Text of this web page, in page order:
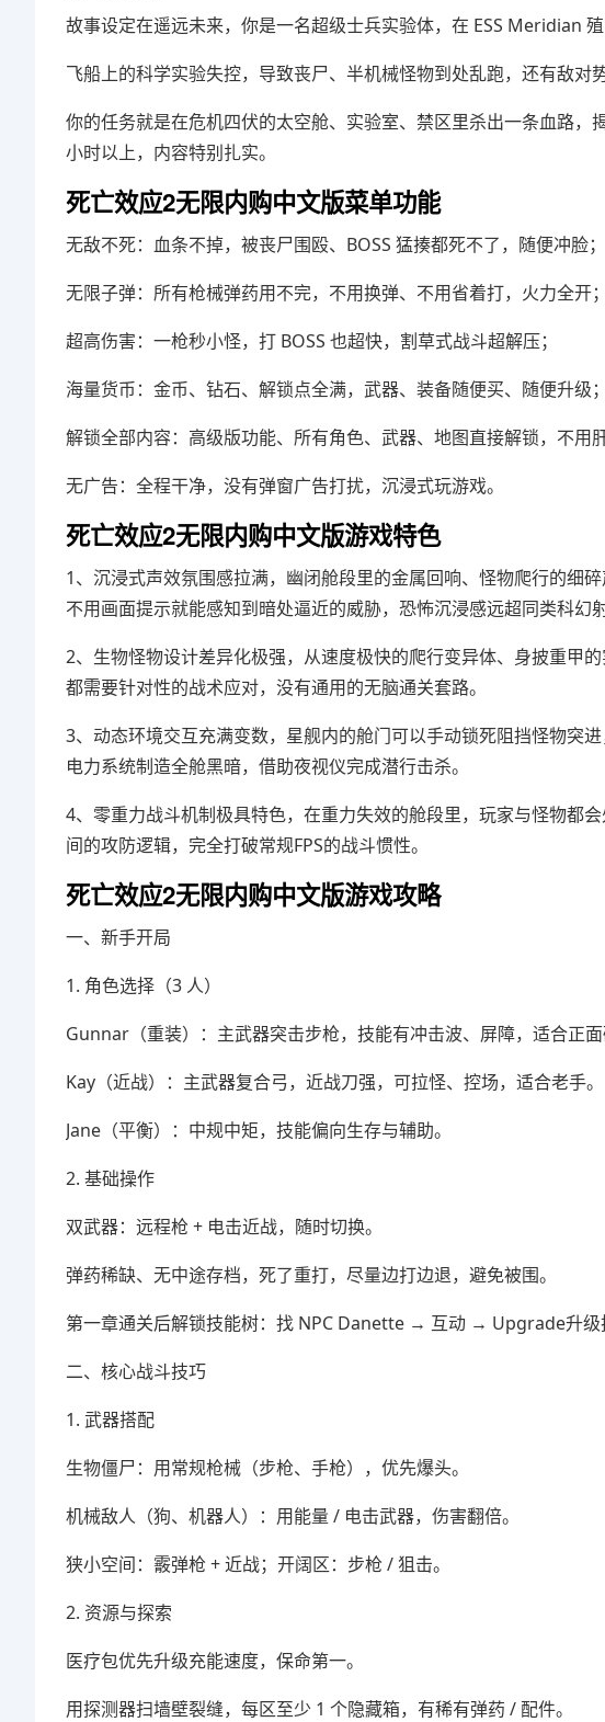
故事设定在遥远未来，你是一名超级士兵实验体，在 ESS Meridian 殖
飞船上的科学实验失控，导致丧尸、半机械怪物到处乱跑，还有敌对
你的任务就是在危机四伏的太空舱、实验室、禁区里杀出一条血路
小时以上，内容特别扎实。
死亡效应2无限内购中文版菜单功能
无敌不死：血条不掉，被丧尸围殴、BOSS 猛揍都死不了，随便冲脸；
无限子弹：所有枪械弹药用不完，不用换弹、不用省着打，火力全开；
超高伤害：一枪秒小怪，打 BOSS 也超快，割草式战斗超解压；
海量货币：金币、钻石、解锁点全满，武器、装备随便买、随便升级；
解锁全部内容：高级版功能、所有角色、武器、地图直接解锁，不用肝
无广告：全程干净，没有弹窗广告打扰，沉浸式玩游戏。
死亡效应2无限内购中文版游戏特色
1、沉浸式声效氛围感拉满，幽闭舱段里的金属回响、怪物爬行的细
不用画面提示就能感知到暗处逼近的威胁，恐怖沉浸感远超同类科幻
2、生物怪物设计差异化极强，从速度极快的爬行变异体、身披重甲
都需要针对性的战术应对，没有通用的无脑通关套路。
3、动态环境交互充满变数，星舰内的舱门可以手动锁死阻挡怪物突
电力系统制造全舱黑暗，借助夜视仪完成潜行击杀。
4、零重力战斗机制极具特色，在重力失效的舱段里，玩家与怪物都
间的攻防逻辑，完全打破常规FPS的战斗惯性。
死亡效应2无限内购中文版游戏攻略
一、新手开局
1. 角色选择（3 人）
Gunnar（重装）：主武器突击步枪，技能有冲击波、屏障，适合正面
Kay（近战）：主武器复合弓，近战刀强，可拉怪、控场，适合老手。
Jane（平衡）：中规中矩，技能偏向生存与辅助。
2. 基础操作
双武器：远程枪 + 电击近战，随时切换。
弹药稀缺、无中途存档，死了重打，尽量边打边退，避免被围。
第一章通关后解锁技能树：找 NPC Danette → 互动 → Upgrade升级
二、核心战斗技巧
1. 武器搭配
生物僵尸：用常规枪械（步枪、手枪），优先爆头。
机械敌人（狗、机器人）：用能量 / 电击武器，伤害翻倍。
狭小空间：霰弹枪 + 近战；开阔区：步枪 / 狙击。
2. 资源与探索
医疗包优先升级充能速度，保命第一。
用探测器扫墙壁裂缝，每区至少 1 个隐藏箱，有稀有弹药 / 配件。